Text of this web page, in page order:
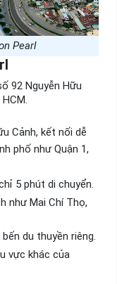
Pearl
92 Nguyễn Hữu
Cảnh, kết nối dễ
phố như Quận 1,
5 phút di chuyển.
như Mai Chí Thọ,
du thuyền riêng.
vực khác của